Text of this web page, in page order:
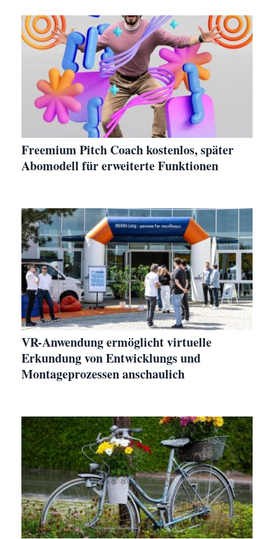
Freemium Pitch Coach kostenlos, später
Abomodell für erweiterte Funktionen
VR-Anwendung ermöglicht virtuelle
Erkundung von Entwicklungs und
Montageprozessen anschaulich